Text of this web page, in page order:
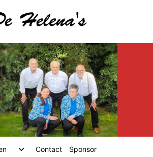
ToggleContact Sponsor